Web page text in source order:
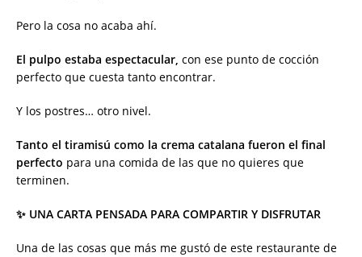
Pero la cosa no acaba ahí.
El pulpo estaba espectacular, con ese punto de cocción
perfecto que cuesta tanto encontrar.
Y los postres… otro nivel.
Tanto el tiramisú como la crema catalana fueron el final
perfecto para una comida de las que no quieres que
terminen.
✨ UNA CARTA PENSADA PARA COMPARTIR Y DISFRUTAR
Una de las cosas que más me gustó de este restaurante de